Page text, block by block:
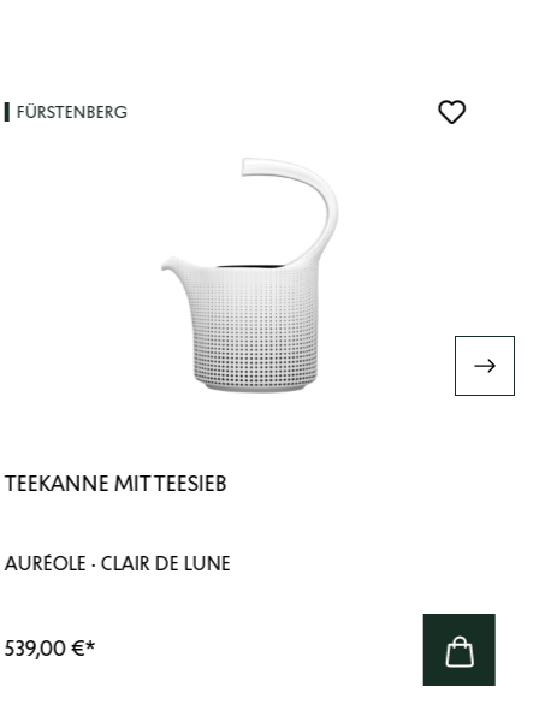
FÜRSTENBERG
TEEKANNE MIT TEESIEB
AURÉOLE · CLAIR DE LUNE
539,00 €*